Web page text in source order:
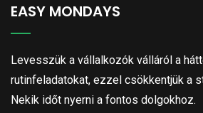
EASY MONDAYS
Levesszük a vállalkozók válláról a
rutinfeladatokat, ezzel csökkentjük a
Nekik időt nyerni a fontos dolgokhoz.